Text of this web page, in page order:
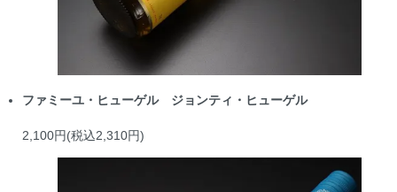
ファミーユ・ヒューゲル ジョンティ・ヒューゲル
2,100円(税込2,310円)